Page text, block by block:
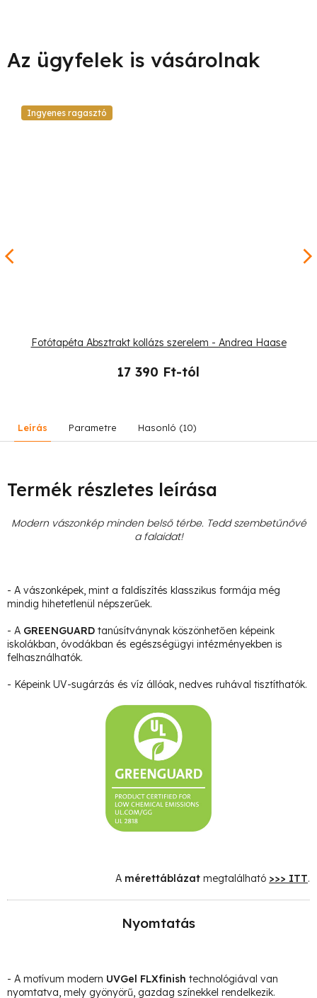
Ingyenes ragasztó
Fotótapéta Absztrakt kollázs szerelem - Andrea Haase
17 390 Ft-tól
Leírás Parametre Hasonló (10)
Termék részletes leírása
Modern vászonkép minden belső térbe. Tedd szembetűnővé
a falaidat!
- A vászonképek, mint a faldíszítés klasszikus formája még
mindig hihetetlenül népszerűek.
- A GREENGUARD tanúsítványnak köszönhetően képeink
iskolákban, óvodákban és egészségügyi intézményekben is
felhasználhatók.
- Képeink UV-sugárzás és víz állóak, nedves ruhával tisztíthatók.
A mérettáblázat megtalálható >>> ITT.
Nyomtatás
- A motívum modern UVGel FLXfinish technológiával van
nyomtatva, mely gyönyörű, gazdag színekkel rendelkezik.